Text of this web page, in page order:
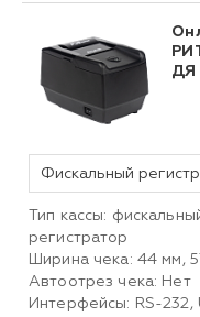
ДЯ
Тип кассы:
регистратор
Ширина чека: 44 мм,
Автоотрез чека: Нет
Интерфейсы: RS-232,